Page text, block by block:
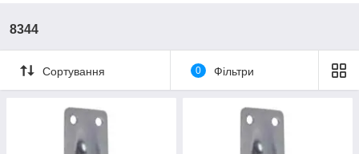
8344
Сортування 0 Фільтри